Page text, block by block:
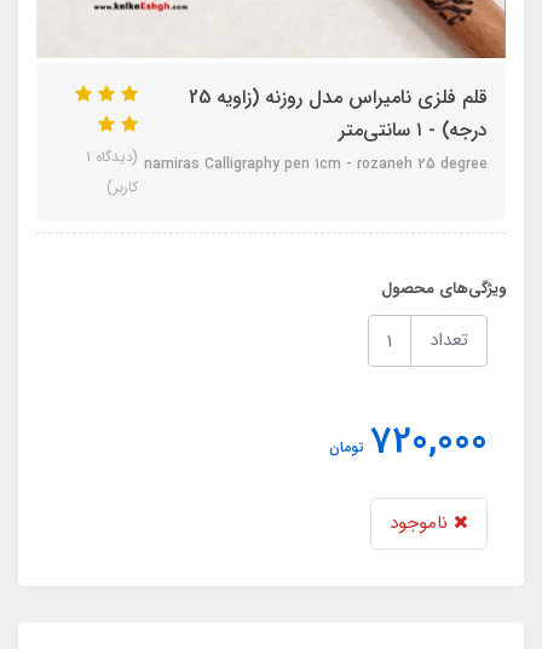
قلم فلزی نامیراس مدل روزنه (زاویه 25
درجه) - ۱ سانتی‌متر
namiras Calligraphy pen ۱cm - rozaneh 25 degree
(دیدگاه 1
کاربر)
ویژگی‌های محصول
تعداد
720,000 تومان
ناموجود